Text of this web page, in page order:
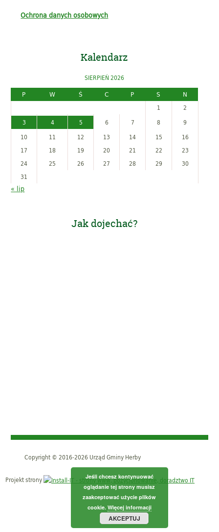
Ochrona danych osobowych
Kalendarz
SIERPIEŃ 2026
P
W Ś C P S
N
1
2
3
4 5 6 7 8
9
10
11 12 13 14 15
16
17
18 19 20 21 22
23
24
25 26 27 28 29
30
31
« lip
Jak dojechać?
Copyright © 2016-2026 Urząd Gminy Herby
Projekt strony
Jeśli chcesz kontynuować
oglądanie tej strony musisz
zaakceptować użycie plików
cookie. Więcej informacji
AKCEPTUJ